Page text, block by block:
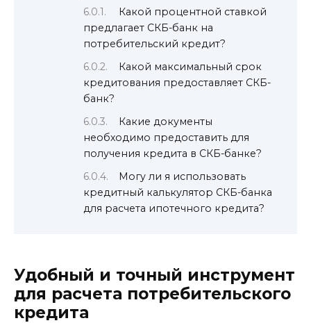
Какой процентной ставкой
предлагает СКБ-банк на
потребительский кредит?
Какой максимальный срок
кредитования предоставляет СКБ-
банк?
Какие документы
необходимо предоставить для
получения кредита в СКБ-банке?
Могу ли я использовать
кредитный калькулятор СКБ-банка
для расчета ипотечного кредита?
Удобный и точный инструмент
для расчета потребительского
кредита